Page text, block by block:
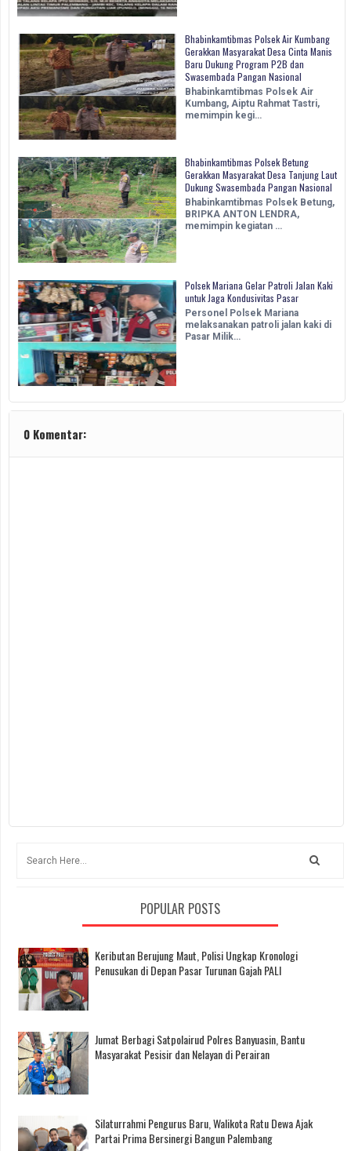
Bhabinkamtibmas Polsek Air Kumbang
Gerakkan Masyarakat Desa Cinta Manis
Baru Dukung Program P2B dan
Swasembada Pangan Nasional
Bhabinkamtibmas Polsek Air
Kumbang, Aiptu Rahmat Tastri,
memimpin kegi…
Bhabinkamtibmas Polsek Betung
Gerakkan Masyarakat Desa Tanjung Laut
Dukung Swasembada Pangan Nasional
Bhabinkamtibmas Polsek Betung,
BRIPKA ANTON LENDRA,
memimpin kegiatan …
Polsek Mariana Gelar Patroli Jalan Kaki
untuk Jaga Kondusivitas Pasar
Personel Polsek Mariana
melaksanakan patroli jalan kaki di
Pasar Milik…
0 Komentar:
POPULAR POSTS
Keributan Berujung Maut, Polisi Ungkap Kronologi
Penusukan di Depan Pasar Turunan Gajah PALI
Jumat Berbagi Satpolairud Polres Banyuasin, Bantu
Masyarakat Pesisir dan Nelayan di Perairan
Silaturrahmi Pengurus Baru, Walikota Ratu Dewa Ajak
Partai Prima Bersinergi Bangun Palembang